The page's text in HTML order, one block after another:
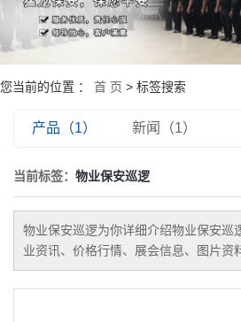
您当前的位置 ： 首 页 > 标签搜索
产品（1） 新闻（1）
当前标签： 物业保安巡逻
物业保安巡逻为你详细介绍物业保安巡
业资讯、价格行情、展会信息、图片